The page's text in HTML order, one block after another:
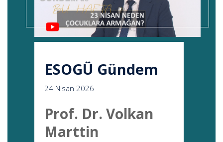
ESOGÜ Gündem
24 Nisan 2026
Prof. Dr. Volkan
Marttin